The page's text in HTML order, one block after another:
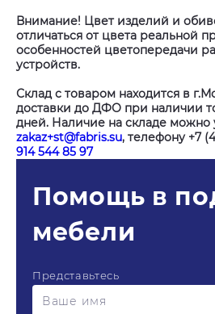
Внимание! Цвет изделий и
отличаться от цвета реальной
особенностей цветопередачи
устройств.
Склад с товаром находится в
доставки до ДФО при наличии
дней. Наличие на складе можно
zakaz+st@fabris.su, телефону +7
914 544 85 97
Помощь в
мебели
Представьтесь